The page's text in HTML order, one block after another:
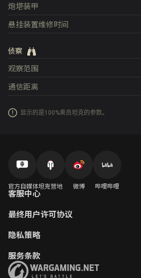
炮塔装甲
悬挂装置维修时间
侦察
观察范围
通信距离
显示的是100%乘员坦克的参数。
官方自媒体坦克营地 微博 哔哩哔哩
客服中心
最终用户许可协议
隐私策略
服务条款